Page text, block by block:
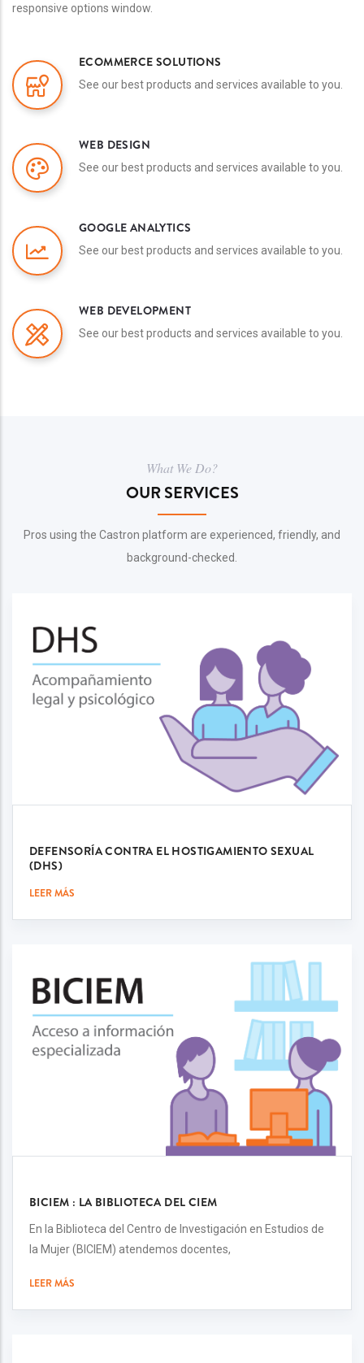
responsive options window.
ECOMMERCE SOLUTIONS
See our best products and services available to you.
WEB DESIGN
See our best products and services available to you.
GOOGLE ANALYTICS
See our best products and services available to you.
WEB DEVELOPMENT
See our best products and services available to you.
What We Do?
OUR SERVICES
Pros using the Castron platform are experienced, friendly, and
background-checked.
DEFENSORÍA CONTRA EL HOSTIGAMIENTO SEXUAL
(DHS)
LEER MÁS
BICIEM : LA BIBLIOTECA DEL CIEM
En la Biblioteca del Centro de Investigación en Estudios de
la Mujer (BICIEM) atendemos docentes,
LEER MÁS